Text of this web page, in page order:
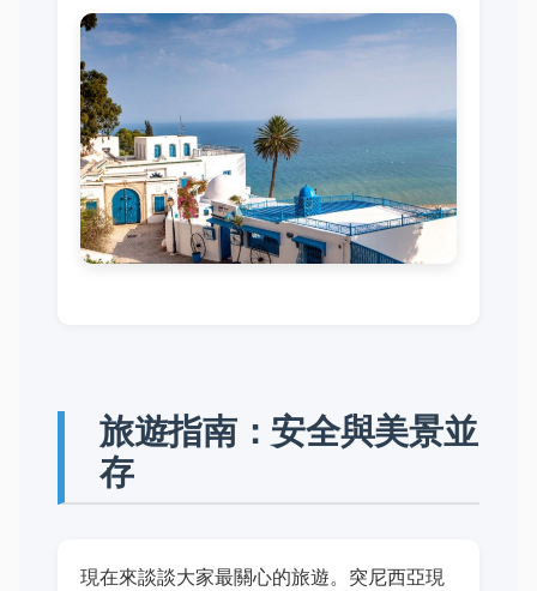
旅遊指南：安全與美景並
存
現在來談談大家最關心的旅遊。突尼西亞現